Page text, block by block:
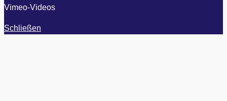
Vimeo-Videos
Schließen